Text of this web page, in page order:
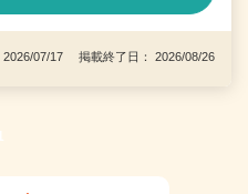
2026/07/17 掲載終了日： 2026/08/26